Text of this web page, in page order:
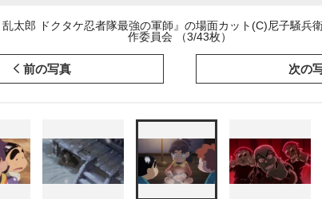
乱太郎 ドクタケ忍者隊最強の軍師』の場面カット(C)尼子騒兵
作委員会 （3/43枚）
前の写真 次の